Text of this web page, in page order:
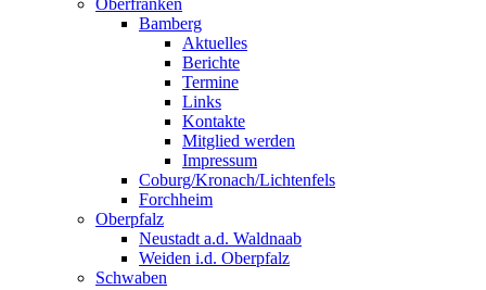
Oberfranken
Bamberg
Aktuelles
Berichte
Termine
Links
Kontakte
Mitglied werden
Impressum
Coburg/Kronach/Lichtenfels
Forchheim
Oberpfalz
Neustadt a.d. Waldnaab
Weiden i.d. Oberpfalz
Schwaben